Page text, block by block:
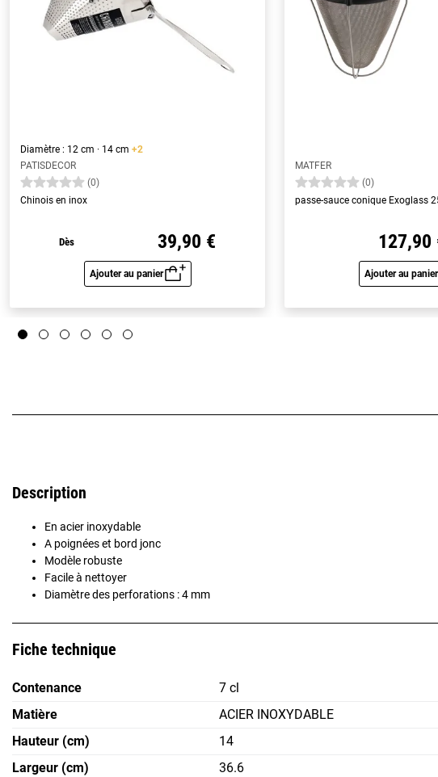
Diamètre : 12 cm · 14 cm +2
PATISDECOR
(0)
Chinois en inox
Dès 39,90 €
Ajouter au panier
Aperçu rapide
MATFER
(0)
passe-sauce conique Exoglass
127,90
Ajouter au panier
Description
En acier inoxydable
A poignées et bord jonc
Modèle robuste
Facile à nettoyer
Diamètre des perforations : 4 mm
Fiche technique
Contenance
7 cl
Matière
ACIER INOXYDABLE
Hauteur (cm)
14
Largeur (cm)
36.6